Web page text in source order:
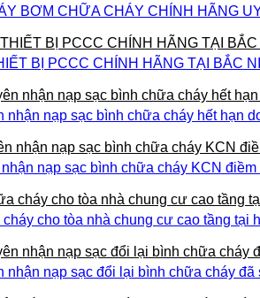
BƠM CHỮA CHÁY CHÍNH HÃNG
BỊ PCCC CHÍNH HÃNG TẠI BẮC
nhận nạp sạc bình chữa cháy hết hạn
nạp sạc bình chữa cháy KCN
cho tòa nhà chung cư cao tầng tại
nhận nạp sạc đổi lại bình chữa cháy